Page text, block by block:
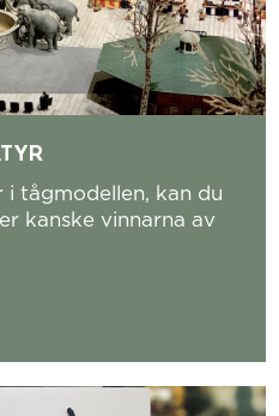
i tågmodellen, kan du
kanske vinnarna av